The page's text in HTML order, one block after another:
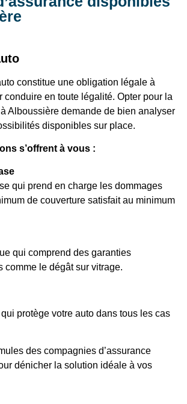
constitue une obligation légale à
conduire en toute légalité. Opter pour la
Alboussière demande de bien analyser
disponibles sur place.
s’offrent à vous :
qui prend en charge les dommages
de couverture satisfait au minimum
qui comprend des garanties
comme le dégât sur vitrage.
protège votre auto dans tous les cas
des compagnies d’assurance
dénicher la solution idéale à vos